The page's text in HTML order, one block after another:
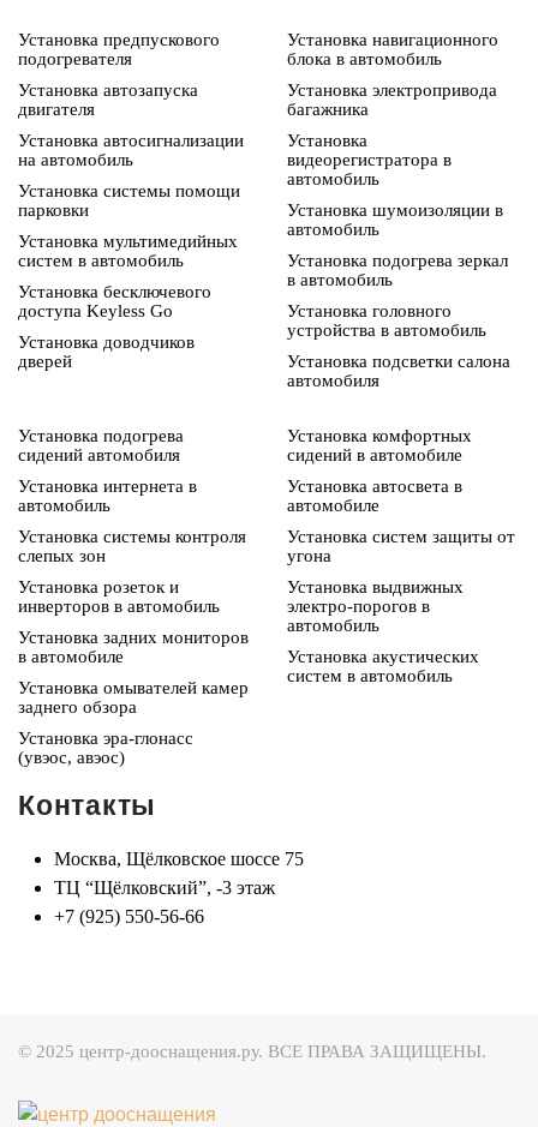
Установка предпускового
подогревателя
Установка автозапуска
двигателя
Установка автосигнализации
на автомобиль
Установка системы помощи
парковки
Установка мультимедийных
систем в автомобиль
Установка бесключевого
доступа Keyless Go
Установка доводчиков
дверей
Установка навигационного
блока в автомобиль
Установка электропривода
багажника
Установка
видеорегистратора в
автомобиль
Установка шумоизоляции в
автомобиль
Установка подогрева зеркал
в автомобиль
Установка головного
устройства в автомобиль
Установка подсветки салона
автомобиля
Установка подогрева
сидений автомобиля
Установка интернета в
автомобиль
Установка системы контроля
слепых зон
Установка розеток и
инверторов в автомобиль
Установка задних мониторов
в автомобиле
Установка омывателей камер
заднего обзора
Установка эра-глонасс
(увэос, авэос)
Установка комфортных
сидений в автомобиле
Установка автосвета в
автомобиле
Установка систем защиты от
угона
Установка выдвижных
электро-порогов в
автомобиль
Установка акустических
систем в автомобиль
Контакты
Москва, Щёлковское шоссе 75
ТЦ “Щёлковский”, -3 этаж
+7 (925) 550-56-66
© 2025 центр-дооснащения.ру. ВСЕ ПРАВА ЗАЩИЩЕНЫ.